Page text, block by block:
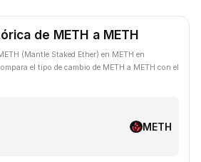
de METH a METH
(Mantle Staked Ether) en METH en
el tipo de cambio de METH a METH con el
METH